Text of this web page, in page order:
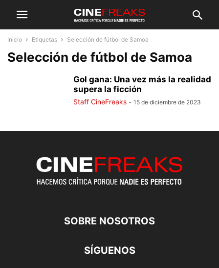
Inicio Etiquetas Selección de fútbol de Samoa
Selección de fútbol de Samoa
Gol gana: Una vez más la realidad
supera la ficción
Staff CineFreaks - 15 de diciembre de 2023
SOBRE NOSOTROS
SÍGUENOS